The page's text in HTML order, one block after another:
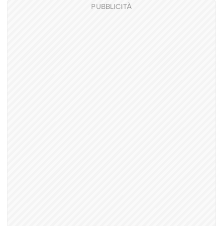
PUBBLICITÀ